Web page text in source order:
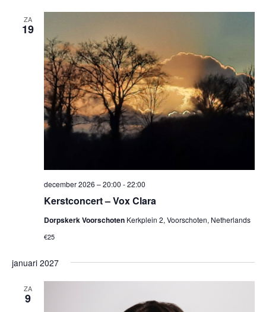
ZA
19
Kerstconcert – Vox Clara
december 2026 – 20:00 -22:00
Dorpskerk Voorschoten Kerkplein 2, Voorschoten, Netherlands
€25
januari 2027
ZA
9